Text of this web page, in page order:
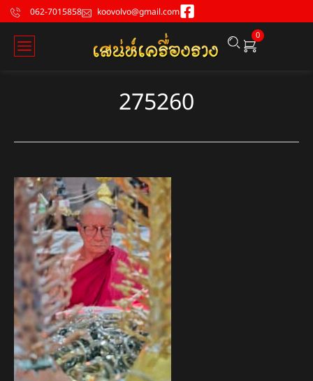
062-7015858 koovolvo@gmail.com
0
275260